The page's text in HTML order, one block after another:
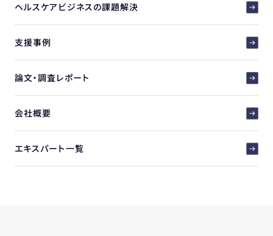
ヘルスケアビジネスの課題解決
支援事例
論文・調査レポート
会社概要
エキスパート一覧